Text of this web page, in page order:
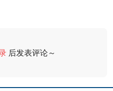
后发表评论～